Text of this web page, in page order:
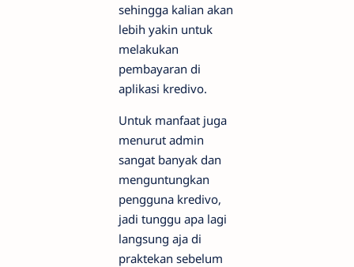
sehingga kalian akan
lebih yakin untuk
melakukan
pembayaran di
aplikasi kredivo.
Untuk manfaat juga
menurut admin
sangat banyak dan
menguntungkan
pengguna kredivo,
jadi tunggu apa lagi
langsung aja di
praktekan sebelum